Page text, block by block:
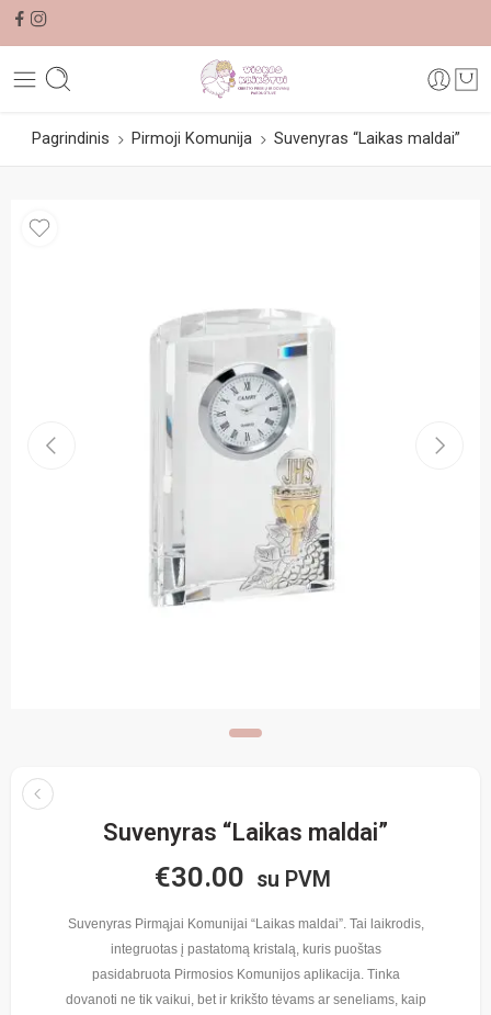
Pagrindinis Pirmoji Komunija Suvenyras “Laikas maldai”
Suvenyras “Laikas maldai”
€30.00 su PVM
Suvenyras Pirmąjai Komunijai “Laikas maldai”. Tai laikrodis,
integruotas į pastatomą kristalą, kuris puoštas
pasidabruota Pirmosios Komunijos aplikacija. Tinka
dovanoti ne tik vaikui, bet ir krikšto tėvams ar seneliams, kaip